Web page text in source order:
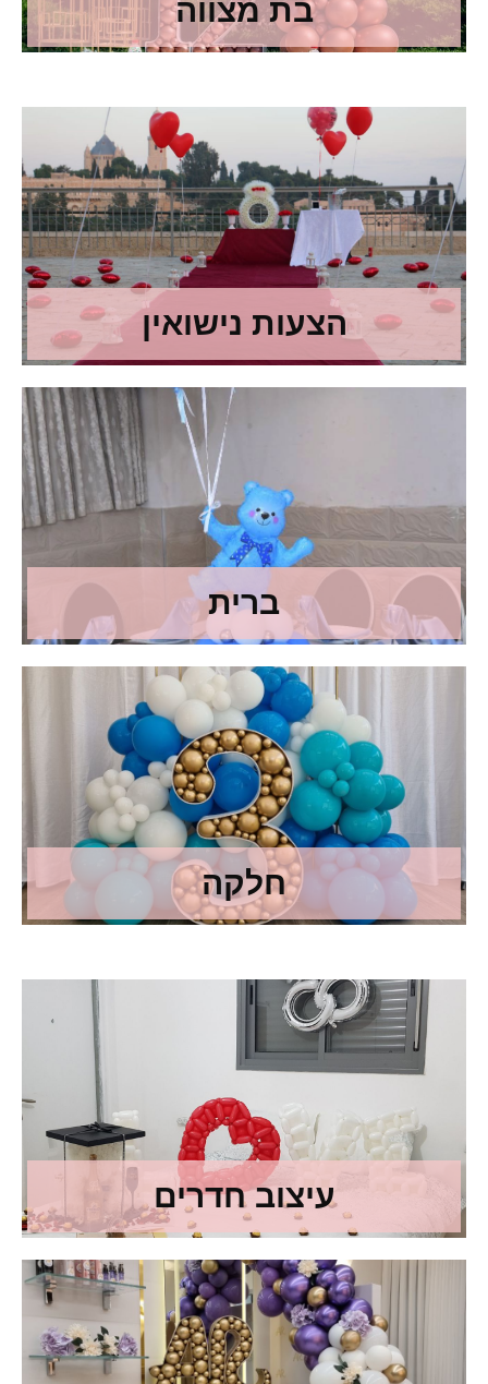
בת מצווה
הצעות נישואין
ברית
חלקה
עיצוב חדרים